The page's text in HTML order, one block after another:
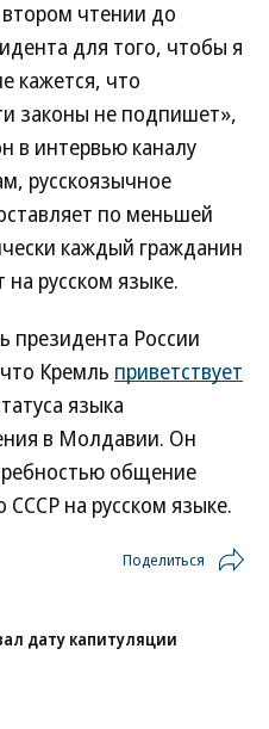
чтении до
для того, чтобы я
кажется, что
законы не подпишет»,
в интервью каналу
русскоязычное
по меньшей
каждый гражданин
русском языке.
президента России
Кремль приветствует
языка
в Молдавии. Он
общение
на русском языке.
Поделиться
дату капитуляции